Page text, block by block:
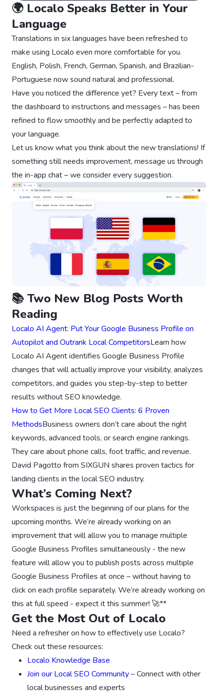
🌍 Localo Speaks Better in Your
Language
Translations in six languages have been refreshed to
make using Localo even more comfortable for you.
English, Polish, French, German, Spanish, and Brazilian-
Portuguese now sound natural and professional.
Have you noticed the difference yet? Every text – from
the dashboard to instructions and messages – has been
refined to flow smoothly and be perfectly adapted to
your language.
Let us know what you think about the new translations! If
something still needs improvement, message us through
the in-app chat – we consider every suggestion.
📚 Two New Blog Posts Worth
Reading
Localo AI Agent: Put Your Google Business Profile on
Autopilot and Outrank Local CompetitorsLearn how
Localo AI Agent identifies Google Business Profile
changes that will actually improve your visibility, analyzes
competitors, and guides you step-by-step to better
results without SEO knowledge.
How to Get More Local SEO Clients: 6 Proven
MethodsBusiness owners don’t care about the right
keywords, advanced tools, or search engine rankings.
They care about phone calls, foot traffic, and revenue.
David Pagotto from SIXGUN shares proven tactics for
landing clients in the local SEO industry.
What’s Coming Next?
Workspaces is just the beginning of our plans for the
upcoming months. We’re already working on an
improvement that will allow you to manage multiple
Google Business Profiles simultaneously - the new
feature will allow you to publish posts across multiple
Google Business Profiles at once – without having to
click on each profile separately. We’re already working on
this at full speed - expect it this summer! 🚀**
Get the Most Out of Localo
Need a refresher on how to effectively use Localo?
Check out these resources:
Localo Knowledge Base
Join our Local SEO Community– Connect with other
local businesses and experts